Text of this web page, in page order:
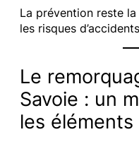
La prévention reste
les risques
Le
Savoie : un
les éléments